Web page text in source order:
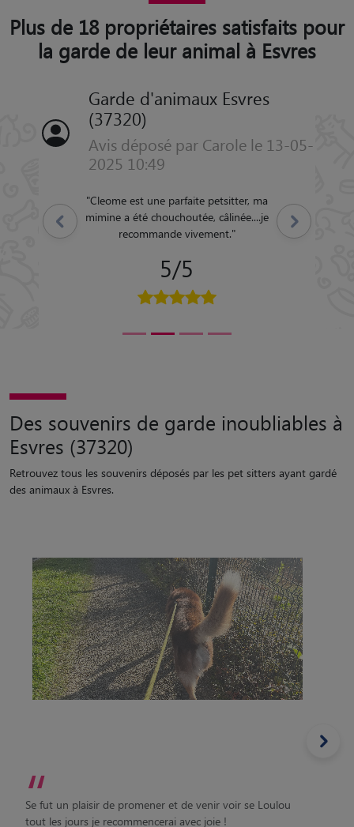
Plus de 18 propriétaires satisfaits pour
la garde de leur animal à Esvres
Garde d'animaux Esvres
(37320)
Avis déposé par Carole le 13-05-
2025 10:49
"Cleome est une parfaite petsitter, ma
mimine a été chouchoutée, câlinée....je
recommande vivement."
5/5
Précédent Suivant
Des souvenirs de garde inoubliables à
Esvres (37320)
Retrouvez tous les souvenirs déposés par les pet sitters ayant gardé
des animaux à Esvres.
“
Se fut un plaisir de promener et de venir voir se Loulou
tout les jours je recommencerai avec joie !